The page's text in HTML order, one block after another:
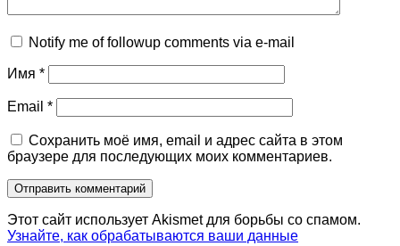
Notify me of followup comments via e-mail
Имя *
Email *
Сохранить моё имя, email и адрес сайта в этом
браузере для последующих моих комментариев.
Этот сайт использует Akismet для борьбы со спамом.
Узнайте, как обрабатываются ваши данные